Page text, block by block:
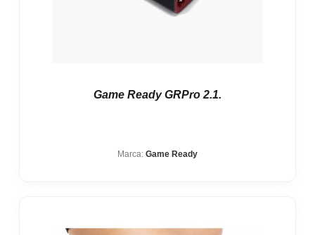
Game Ready GRPro 2.1.
Marca: Game Ready